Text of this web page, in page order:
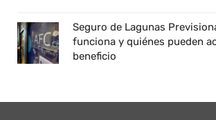
Seguro de Lagunas
funciona y quiénes pueden
beneficio